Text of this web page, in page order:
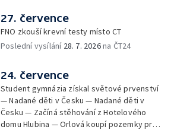
Gorol se chystá na festival — Nová
cyklostezka až na Slovensko — AI pomáhá
při endoskopii — Výběr ze sociálních sítí ČT
— Zemřela baletka Vlasta Pavelcová —
Jičíně
27. července
FNO zkouší krevní testy místo CT
Poslední vysílání 28. 7. 2026na ČT24
24. července
Student gymnázia získal světové prvenství
— Nadané děti v Česku — Nadané děti v
Česku — Začíná stěhování z Hotelového
domu Hlubina — Orlová koupí pozemky pro